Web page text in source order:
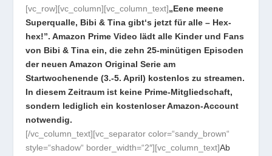
[vc_row][vc_column][vc_column_text]„Eene meene
Superqualle, Bibi & Tina gibt‘s jetzt für alle – Hex-
hex!”. Amazon Prime Video lädt alle Kinder und Fans
von Bibi & Tina ein, die zehn 25-minütigen Episoden
der neuen Amazon Original Serie am
Startwochenende (3.-5. April) kostenlos zu streamen.
In diesem Zeitraum ist keine Prime-Mitgliedschaft,
sondern lediglich ein kostenloser Amazon-Account
notwendig.
[/vc_column_text][vc_separator color=“sandy_brown“
style=“shadow“ border_width=“2″][vc_column_text]Ab